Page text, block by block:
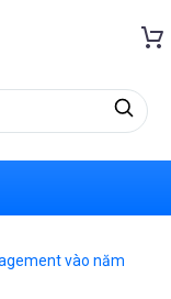
vào năm